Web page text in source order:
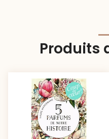
Produits